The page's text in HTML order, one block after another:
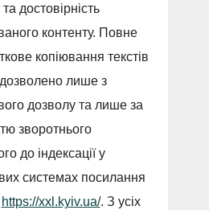
та достовірність
контенту. Повне
копіювання текстів
лише з
дозволу та лише за
зворотнього
до індексації у
системах посилання
https://xxl.kyiv.ua/. З усіх